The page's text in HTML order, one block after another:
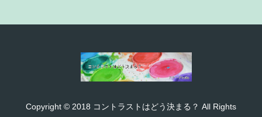
Copyright © 2018 コントラストはどう決まる？ All Rights